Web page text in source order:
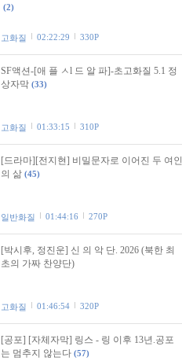
(2)
고화질 02:22:29 330P
SF액션-[애 플 ㅅl 드 알 파]-초고화질 5.1 정
상자막 (33)
고화질 01:33:15 310P
[드라마][전지현] 비밀문자로 이어진 두 여인
의 삶 (45)
일반화질 01:44:16 270P
[박시후, 정진운] 신 의 악 단. 2026 (북한 최
초의 가짜 찬양단)
고화질 01:46:54 320P
[공포] [자체자막] 링스 - 링 이후 13년.공포
는 멈추지 않는다 (57)